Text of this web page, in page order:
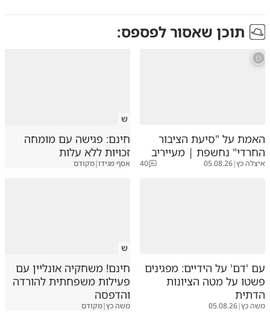
תוכן שאסור לפספס:
האמת על "סיעת הציבור
החרדי" נחשפת | מעייריב
איצלה כץ|
05.08.26
40
ש
חינם: פגישה עם מומחה
זכויות ללא עלות
אסף מגידו|מקודם
עם 'דם' על הידיים: מפגינים
פשטו על מטה הציונות
הדתית
משה כץ|
05.08.26
ש
חינם! משחקיה אונליין עם
פעילות משפחתית להורדה
והדפסה
משה כץ|מקודם